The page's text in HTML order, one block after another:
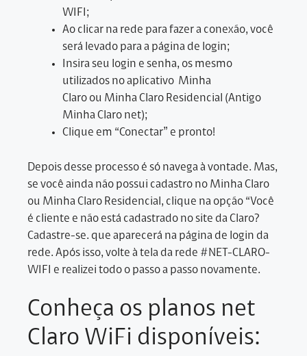
WIFI;
Ao clicar na rede para fazer a conexão, você
será levado para a página de login;
Insira seu login e senha, os mesmo
utilizados no aplicativo Minha
Claro ou Minha Claro Residencial (Antigo
Minha Claro net);
Clique em “Conectar” e pronto!
Depois desse processo é só navega à vontade. Mas,
se você ainda não possui cadastro no Minha Claro
ou Minha Claro Residencial, clique na opção “Você
é cliente e não está cadastrado no site da Claro?
Cadastre-se. que aparecerá na página de login da
rede. Após isso, volte à tela da rede #NET-CLARO-
WIFI e realizei todo o passo a passo novamente.
Conheça os planos net
Claro WiFi disponíveis: